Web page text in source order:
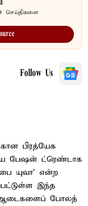
செய்திகளை
Follow Us
பிரத்யேக
பேஷன் ட்ரெண்டாக
பை யுவா' என்ற
இந்த
போலத்